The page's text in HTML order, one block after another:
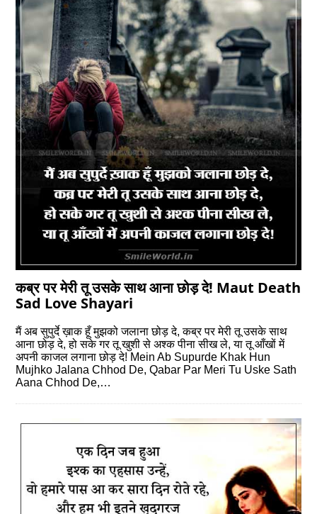
कब्र पर मेरी तू उसके साथ आना छोड़ दे! Maut Death
Sad Love Shayari
मैं अब सुपुर्दे ख़ाक हूँ मुझको जलाना छोड़ दे, कब्र पर मेरी तू उसके साथ
आना छोड़ दे, हो सके गर तू खुशी से अश्क पीना सीख ले, या तू आँखों में
अपनी काजल लगाना छोड़ दे! Mein Ab Supurde Khak Hun
Mujhko Jalana Chhod De, Qabar Par Meri Tu Uske Sath
Aana Chhod De,…